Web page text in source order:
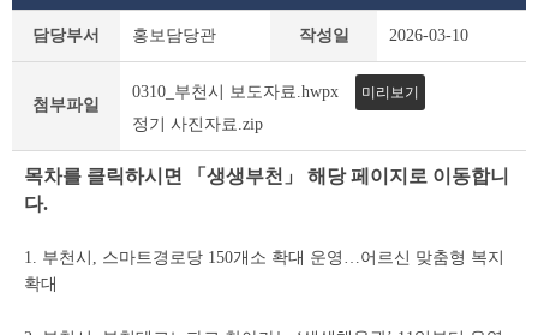
조
블
담당부서 홍보담당관 작성일 2026-03-10
첨부파일
0310_부천시 보도자료.hwpx 미리보기
정기 사진자료.zip
목차를 클릭하시면 「생생부천」 해당 페이지로 이동합니
다.
1. 부천시, 스마트경로당 150개소 확대 운영…어르신 맞춤형 복지
확대